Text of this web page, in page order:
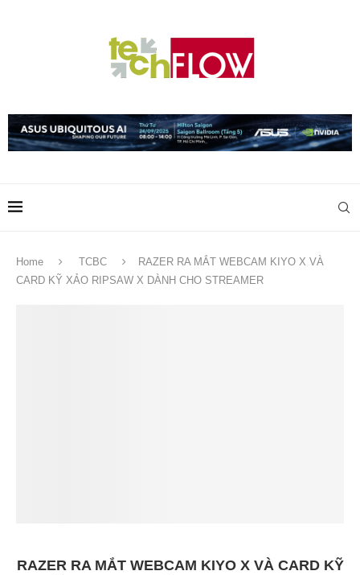
Home TCBC
RAZER RA MẮT WEBCAM KIYO X VÀ
CARD KỸ XẢO RIPSAW X DÀNH CHO STREAMER
RAZER RA MẮT WEBCAM KIYO X VÀ CARD KỸ